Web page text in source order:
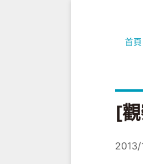
首頁
[
[